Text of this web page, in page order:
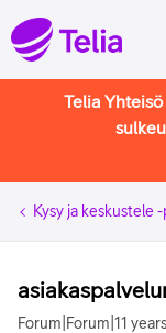
Telia
Kysy ja keskustele
Forum|Forum|11